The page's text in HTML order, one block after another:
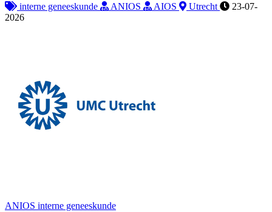
interne geneeskunde
ANIOS AIOS Utrecht
23-07-
2026
ANIOS interne geneeskunde